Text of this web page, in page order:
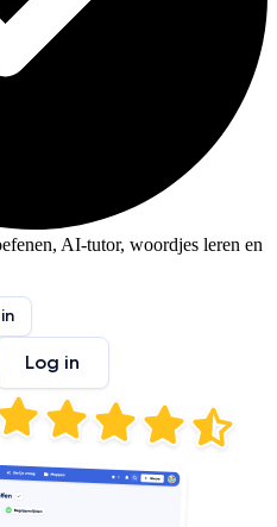
AI-tutor, woordjes leren en
Log in